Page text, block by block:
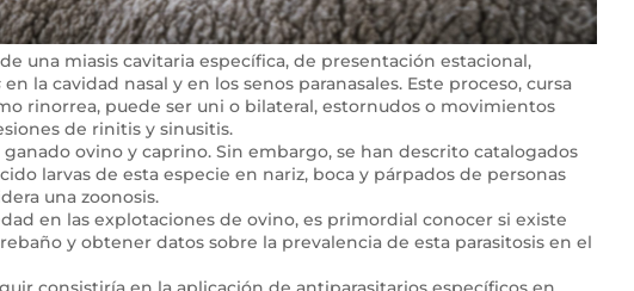
una miasis cavitaria específica, de presentación estacional,
en la cavidad nasal y en los senos paranasales. Este proceso, cursa
rinorrea, puede ser uni o bilateral, estornudos o movimientos
de rinitis y sinusitis.
ovino y caprino. Sin embargo, se han descrito catalogados
larvas de esta especie en nariz, boca y párpados de personas
una zoonosis.
en las explotaciones de ovino, es primordial conocer si existe
y obtener datos sobre la prevalencia de esta parasitosis en el